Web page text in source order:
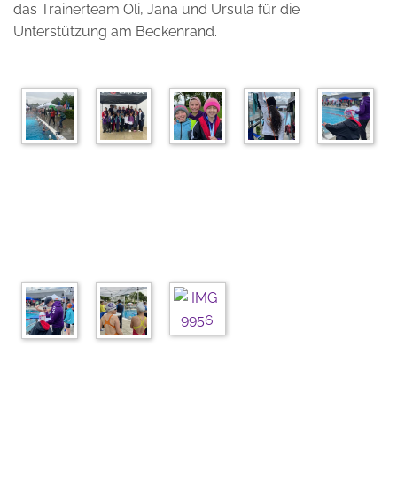
das Trainerteam Oli, Jana und Ursula für die
Unterstützung am Beckenrand.